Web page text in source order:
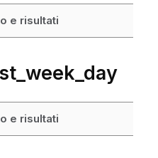
e risultati
e risultati